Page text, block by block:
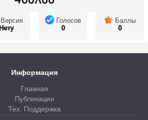
Версия
Нету
Голосов
0
Баллы
0
Информация
Главная
Публикации
Тех. Поддержка